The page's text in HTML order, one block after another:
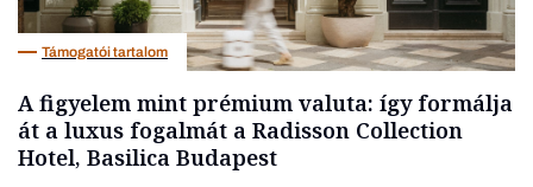
Támogatói tartalom
A figyelem mint prémium valuta: így formálja
át a luxus fogalmát a Radisson Collection
Hotel, Basilica Budapest